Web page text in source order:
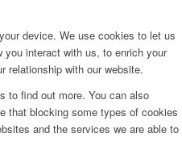
device. We use cookies to let us
interact with us, to enrich your
relationship with our website.
to find out more. You can also
that blocking some types of cookies
and the services we are able to